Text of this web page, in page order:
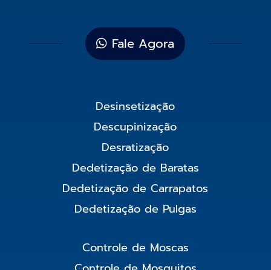
Fale Agora
Desinsetização
Descupinização
Desratização
Dedetização de Baratas
Dedetização de Carrapatos
Dedetização de Pulgas
Controle de Moscas